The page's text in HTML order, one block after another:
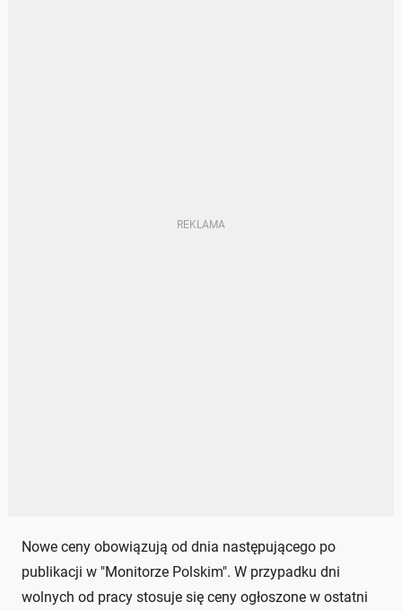
Nowe ceny obowiązują od dnia następującego po
publikacji w "Monitorze Polskim". W przypadku dni
wolnych od pracy stosuje się ceny ogłoszone w ostatni